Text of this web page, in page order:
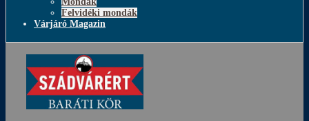
Felvidéki mondák
Várjáró Magazin